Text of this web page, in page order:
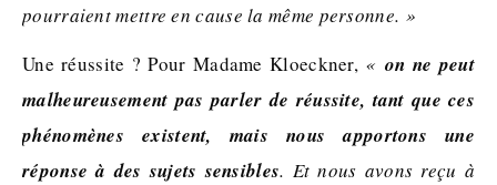
pourraient mettre en cause la même personne. »
Une réussite ? Pour Madame Kloeckner, « on ne peut
malheureusement pas parler de réussite, tant que ces
phénomènes existent, mais nous apportons une
réponse à des sujets sensibles. Et nous avons reçu à